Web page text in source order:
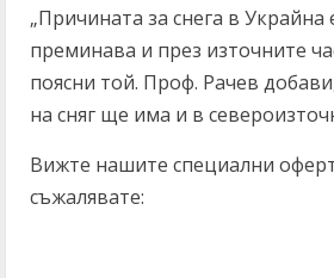
„Причината за снега в
преминава и през източните
поясни той. Проф. Рачев
на сняг ще има и в
Вижте нашите специални
съжалявате: